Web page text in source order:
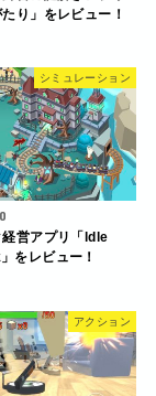
たり」をレビュー！
シミュレーション
営アプリ「ldle
をレビュー！
アクション